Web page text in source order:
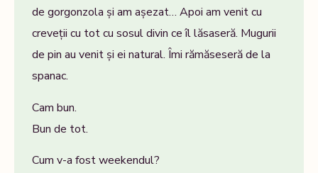
de gorgonzola și am așezat… Apoi am venit cu
creveții cu tot cu sosul divin ce îl lăsaseră. Mugurii
de pin au venit și ei natural. Îmi rămăseseră de la
spanac.
Cam bun.
Bun de tot.
Cum v-a fost weekendul?